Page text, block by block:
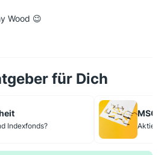
Wood 😉
für Dich
Indexfonds?
MSCI
Aktien-